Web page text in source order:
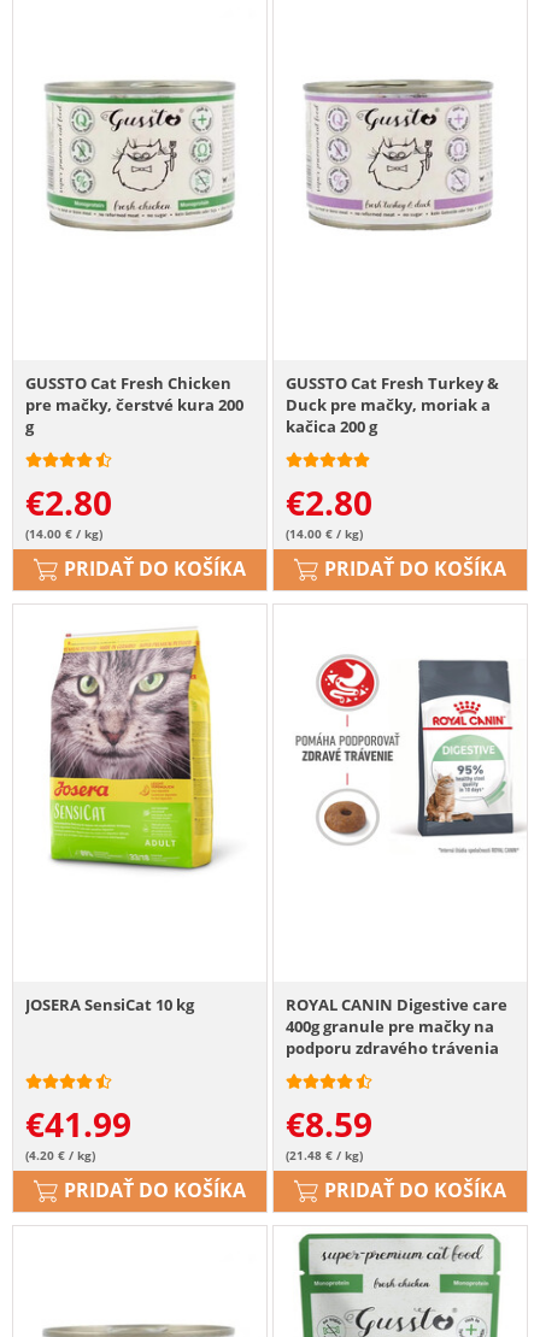
GUSSTO Cat Fresh Chicken
pre mačky, čerstvé kura 200
g
€2.80
(14.00 € / kg)
PRIDAŤ DO KOŠÍKA
GUSSTO Cat Fresh Turkey &
Duck pre mačky, moriak a
kačica 200 g
€2.80
(14.00 € / kg)
PRIDAŤ DO KOŠÍKA
JOSERA SensiCat 10 kg
€41.99
(4.20 € / kg)
PRIDAŤ DO KOŠÍKA
ROYAL CANIN Digestive care
400g granule pre mačky na
podporu zdravého trávenia
€8.59
(21.48 € / kg)
PRIDAŤ DO KOŠÍKA